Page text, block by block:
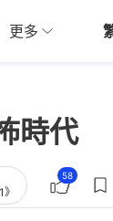
01深圳
更多
時代
58